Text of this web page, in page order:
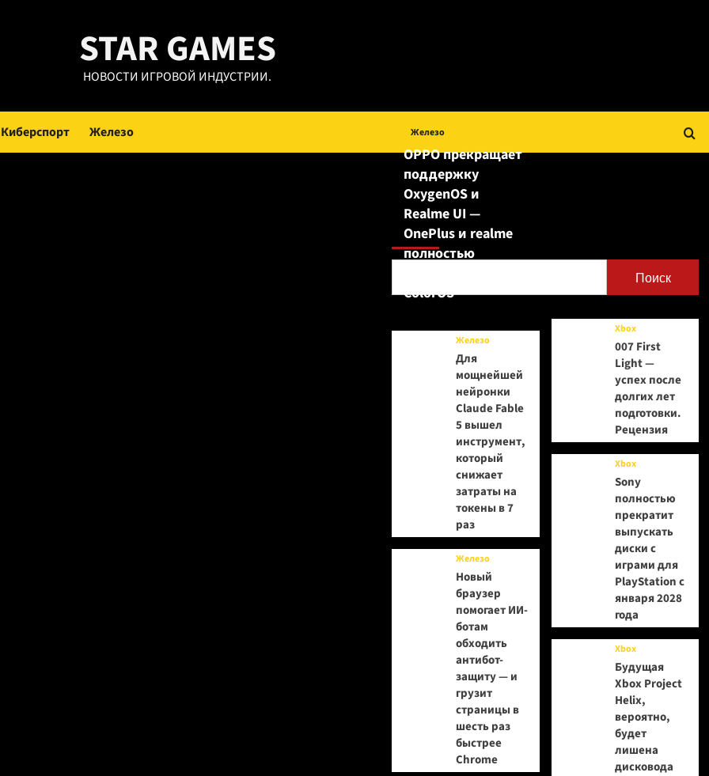
STAR GAMES
НОВОСТИ ИГРОВОЙ ИНДУСТРИИ.
Киберспорт Железо
Поиск
Поиск
Железо
OPPO прекращает
поддержку
OxygenOS и
Realme UI —
OnePlus и realme
полностью
ColorOS
Железо
Для
мощнейшей
нейронки
Claude Fable
5 вышел
инструмент,
который
снижает
затраты на
токены в 7
раз
Железо
Новый
браузер
помогает ИИ-
ботам
обходить
антибот-
защиту — и
грузит
страницы в
шесть раз
быстрее
Chrome
Xbox
007 First
Light —
успех после
долгих лет
подготовки.
Рецензия
Xbox
Sony
полностью
прекратит
выпускать
диски с
играми для
PlayStation с
января 2028
года
Xbox
Будущая
Xbox Project
Helix,
вероятно,
будет
лишена
дисковода